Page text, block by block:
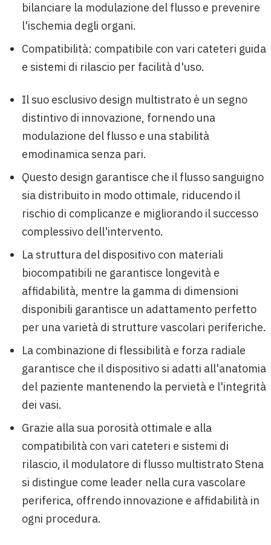
bilanciare la modulazione del flusso e prevenire
l'ischemia degli organi.
Compatibilità: compatibile con vari cateteri guida
e sistemi di rilascio per facilità d'uso.
Il suo esclusivo design multistrato è un segno
distintivo di innovazione, fornendo una
modulazione del flusso e una stabilità
emodinamica senza pari.
Questo design garantisce che il flusso sanguigno
sia distribuito in modo ottimale, riducendo il
rischio di complicanze e migliorando il successo
complessivo dell'intervento.
La struttura del dispositivo con materiali
biocompatibili ne garantisce longevità e
affidabilità, mentre la gamma di dimensioni
disponibili garantisce un adattamento perfetto
per una varietà di strutture vascolari periferiche.
La combinazione di flessibilità e forza radiale
garantisce che il dispositivo si adatti all'anatomia
del paziente mantenendo la pervietà e l'integrità
dei vasi.
Grazie alla sua porosità ottimale e alla
compatibilità con vari cateteri e sistemi di
rilascio, il modulatore di flusso multistrato Stena
si distingue come leader nella cura vascolare
periferica, offrendo innovazione e affidabilità in
ogni procedura.